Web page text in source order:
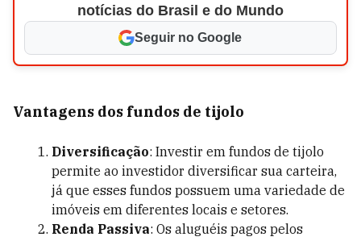
notícias do Brasil e do Mundo
Seguir no Google
Vantagens dos fundos de tijolo
Diversificação: Investir em fundos de tijolo
permite ao investidor diversificar sua carteira,
já que esses fundos possuem uma variedade de
imóveis em diferentes locais e setores.
Renda Passiva: Os aluguéis pagos pelos